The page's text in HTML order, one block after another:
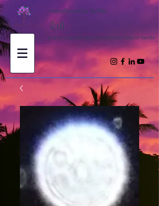
ਕੈਥੀ
ਨਾਲ ਅਧਿਆਤਮਿਕ ਚੈਨਲਿੰਗ
ਤੁਹਾਡੀ ਰੂਹ ਦੇ ਸਫ਼ਰ ਲਈ ਪ੍ਰੇਰਨਾ ਅਤੇ ਅਧਿਆਤਮਿਕ ਸਿੱਖਿਆਵਾਂ ਲਿਆਉਣਾ